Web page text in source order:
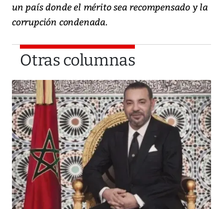
un país donde el mérito sea recompensado y la
corrupción condenada.
Otras columnas